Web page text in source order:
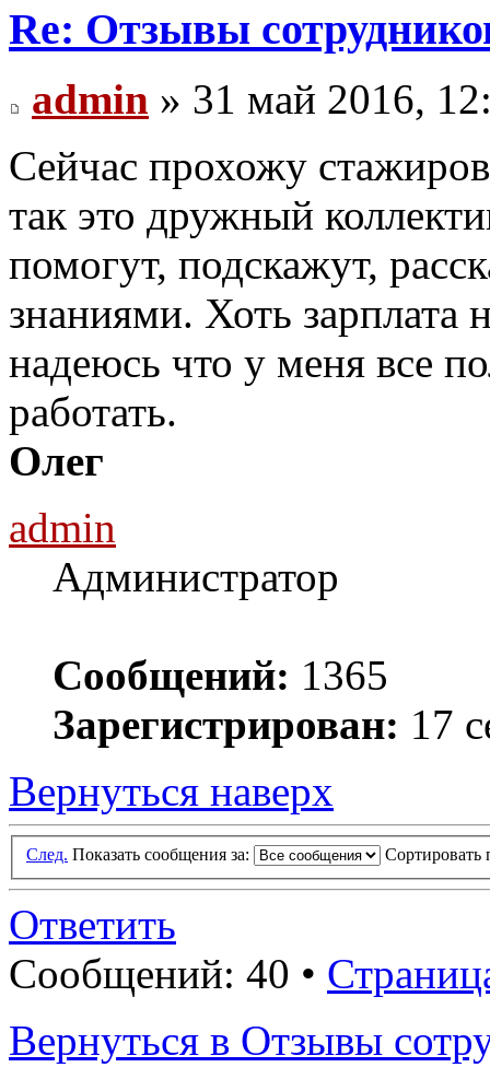
Re: Отзывы
admin » 31 май 2016,
Сейчас прохожу
так это дружный
помогут, подскажут,
знаниями. Хоть зарплата
надеюсь что у меня все
работать.
Олег
admin
Администратор
Сообщений: 1365
Зарегистрирован: 17
Вернуться наверх
След. Показать сообщения за: Сортировать
Ответить
Сообщений: 40 •
Вернуться в Отзывы